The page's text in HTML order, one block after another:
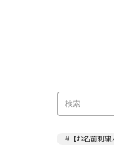
#【お名前刺繍